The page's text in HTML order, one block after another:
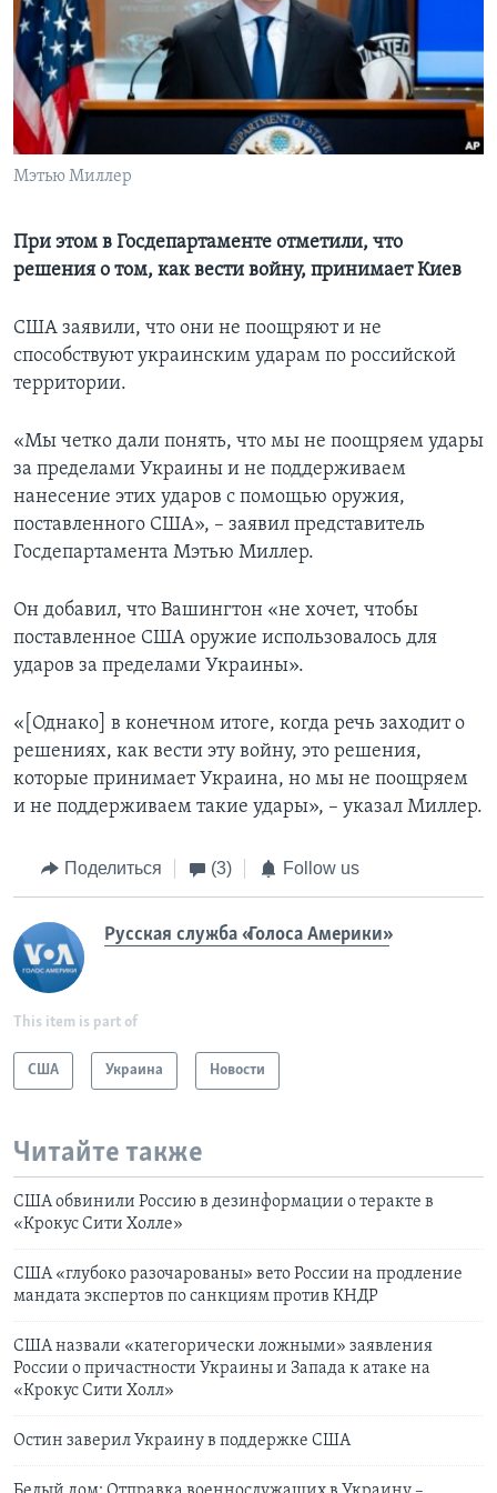
Learning English
СОЦИАЛЬНЫЕ СЕТИ
Мэтью Миллер
При этом в Госдепартаменте отметили, что
решения о том, как вести войну, принимает Киев
США заявили, что они не поощряют и не
способствуют украинским ударам по российской
территории.
«Мы четко дали понять, что мы не поощряем удары
за пределами Украины и не поддерживаем
нанесение этих ударов с помощью оружия,
поставленного США», – заявил представитель
Госдепартамента Мэтью Миллер.
Он добавил, что Вашингтон «не хочет, чтобы
поставленное США оружие использовалось для
ударов за пределами Украины».
«[Однако] в конечном итоге, когда речь заходит о
решениях, как вести эту войну, это решения,
которые принимает Украина, но мы не поощряем
и не поддерживаем такие удары», – указал Миллер.
Поделиться (3) Follow us
Русская служба «Голоса Америки»
This item is part of
США Украина Новости
Читайте также
США обвинили Россию в дезинформации о теракте в
«Крокус Сити Холле»
США «глубоко разочарованы» вето России на продление
мандата экспертов по санкциям против КНДР
США назвали «категорически ложными» заявления
России о причастности Украины и Запада к атаке на
«Крокус Сити Холл»
Остин заверил Украину в поддержке США